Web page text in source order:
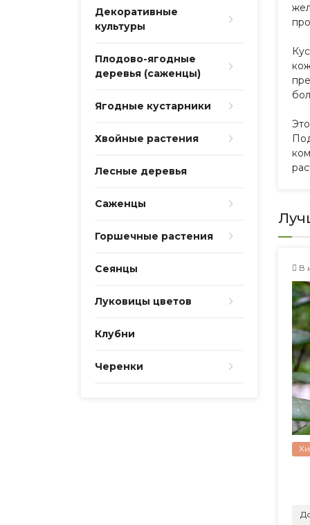
Декоративные
культуры
Плодово-ягодные
деревья (саженцы)
Ягодные кустарники
Хвойные растения
Лесные деревья
Саженцы
Горшечные растения
Сеянцы
Луковицы цветов
Клубни
Черенки
В